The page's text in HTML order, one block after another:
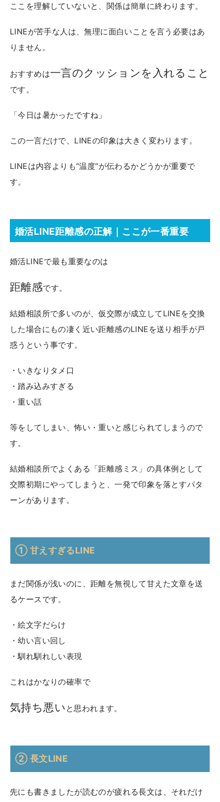
ここを理解していないと、関係は簡単に終わります。
LINEが苦手な人は、無理に面白いことを言う必要はあ
りません。
おすすめは一言のクッションを入れること
です。
「今日は暑かったですね」
この一言だけで、LINEの印象は大きく変わります。
LINEは内容よりも“温度”が伝わるかどうかが重要で
す。
婚活LINE距離感の正解｜ここが一番重要
婚活LINEで最も重要なのは
距離感です。
結婚相談所で多いのが、仮交際が成立してLINEを交換
した場合にもの凄く近い距離感のLINEを送り相手が戸
惑うという事です。
・いきなりタメ口
・踏み込みすぎる
・重い話
等をしてしまい、怖い・重いと感じられてしまうので
す。
結婚相談所でよくある「距離感ミス」の具体例として
交際初期にやってしまうと、一発で印象を落とすパタ
ーンがあります。
① 甘えすぎるLINE
まだ関係が浅いのに、距離を無視して甘えた文章を送
るケースです。
・絵文字だらけ
・幼い言い回し
・馴れ馴れしい表現
これはかなりの確率で
気持ち悪い と思われます。
② 長文LINE
先にも書きましたが読むのが疲れる長文は、それだけ